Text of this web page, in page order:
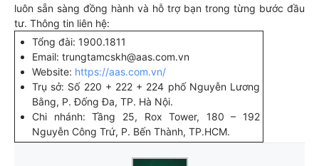
luôn sẵn sàng đồng hành và hỗ trợ bạn trong từng bước đầu
tư. Thông tin liên hệ:
Tổng đài: 1900.1811
Email: trungtamcskh@aas.com.vn
Website: https://aas.com.vn/
Trụ sở: Số 220 + 222 + 224 phố Nguyễn Lương
Bằng, P. Đống Đa, TP. Hà Nội.
Chi nhánh: Tầng 25, Rox Tower, 180 – 192
Nguyễn Công Trứ, P. Bến Thành, TP.HCM.